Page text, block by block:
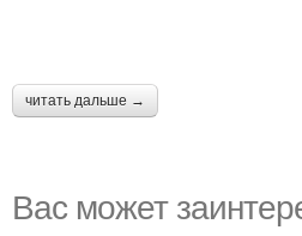
читать дальше →
Вас может